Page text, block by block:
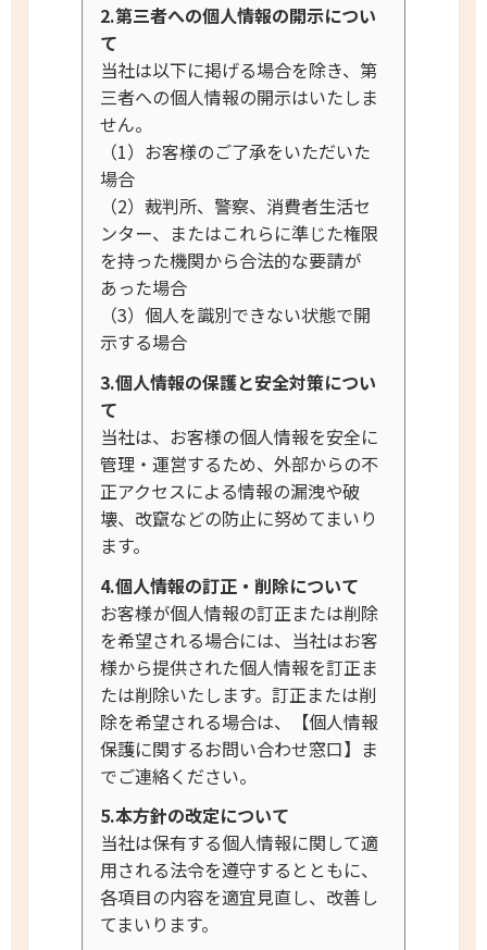
2.第三者への個人情報の開示につい
て
当社は以下に掲げる場合を除き、第
三者への個人情報の開示はいたしま
せん。
（1）お客様のご了承をいただいた
場合
（2）裁判所、警察、消費者生活セ
ンター、またはこれらに準じた権限
を持った機関から合法的な要請が
あった場合
（3）個人を識別できない状態で開
示する場合
3.個人情報の保護と安全対策につい
て
当社は、お客様の個人情報を安全に
管理・運営するため、外部からの不
正アクセスによる情報の漏洩や破
壊、改竄などの防止に努めてまいり
ます。
4.個人情報の訂正・削除について
お客様が個人情報の訂正または削除
を希望される場合には、当社はお客
様から提供された個人情報を訂正ま
たは削除いたします。訂正または削
除を希望される場合は、【個人情報
保護に関するお問い合わせ窓口】ま
でご連絡ください。
5.本方針の改定について
当社は保有する個人情報に関して適
用される法令を遵守するとともに、
各項目の内容を適宜見直し、改善し
てまいります。